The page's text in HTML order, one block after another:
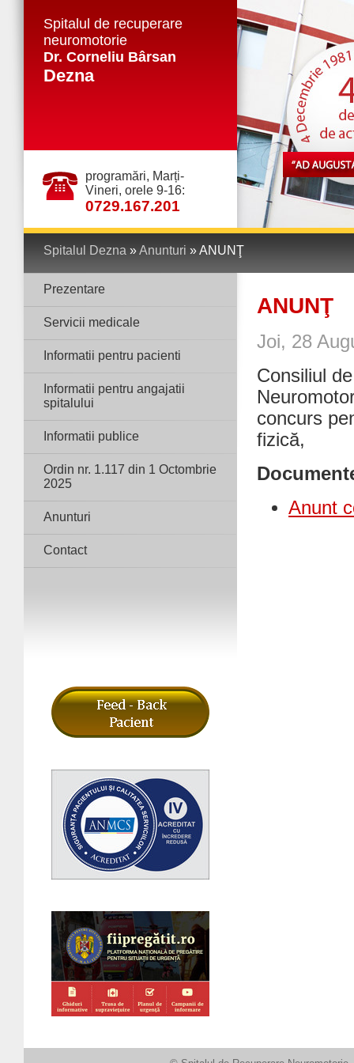
Spitalul de recuperare
neuromotorie
Dr. Corneliu Bârsan
Dezna
programări, Marți-
Vineri, orele 9-16:
0729.167.201
Spitalul Dezna »Anunturi » ANUNŢ
Prezentare
Servicii medicale
Informatii pentru pacienti
Informatii pentru angajatii
spitalului
Informatii publice
Ordin nr. 1.117 din 1 Octombrie
2025
Anunturi
Contact
ANUNŢ
Joi, 28
Consiliul
concurs
fizică,
Anunt